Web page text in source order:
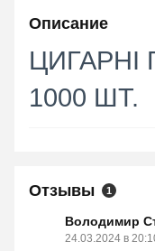
Описание
ЦИГАРНІ
1000 ШТ.
Отзывы 1
Володимир
24.03.2024 в